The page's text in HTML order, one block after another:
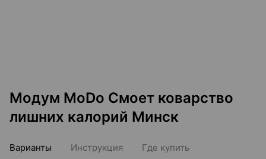
Модум MoDo Смоет коварство
лишних калорий Минск
Варианты Инструкция Где купить